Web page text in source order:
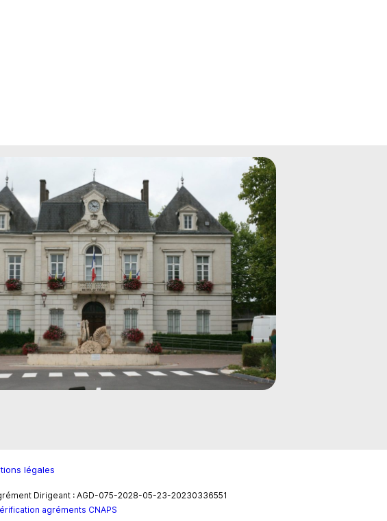
légales
Dirigeant : AGD-075-2028-05-23-20230336551
agréments CNAPS